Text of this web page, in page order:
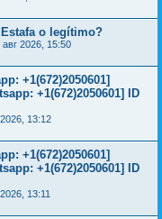
o legítimo?
авг 2026, 15:50
+1(672)2050601]
+1(672)2050601] ID
13:12
+1(672)2050601]
+1(672)2050601] ID
13:11